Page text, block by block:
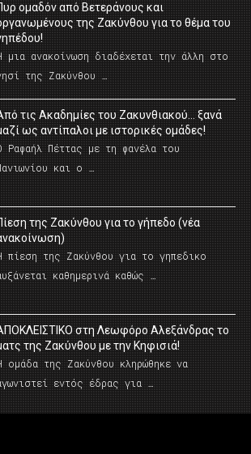
ομαδόν από Βετεράνους και
της Ζακύνθου για το θέμα του
μια ανακοίνωση διαδέχεται την άλλη στο
της Ζακύνθου …
τις Ακαδημίες του Ζακυνθιακού… ξανά
ως αντίπαλοι με ιστορικές ομάδες!
Ραφαήλ Πέττας με τη φανέλα του
και ο …
της Ζακύνθου για το γήπεδο (νέα
πίεση της Ζακύνθου για το γηπεδικο
καθημερινά καθώς …
στη Λεωφόρο Αλεξάνδρας το
της Ζακύνθου με την Κηφισιά!
ομάδα της Ζακύνθου κληρώθηκε να
εντός έδρας για …